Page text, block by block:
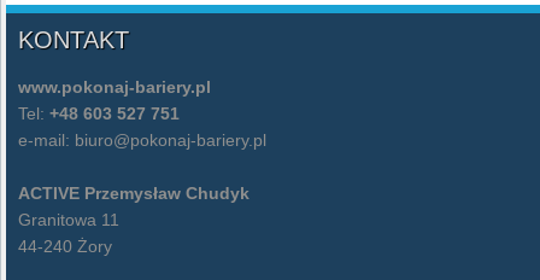
KONTAKT
www.pokonaj-bariery.pl
Tel: +48 603 527 751
e-mail: biuro@pokonaj-bariery.pl
ACTIVE Przemysław Chudyk
Granitowa 11
44-240 Żory